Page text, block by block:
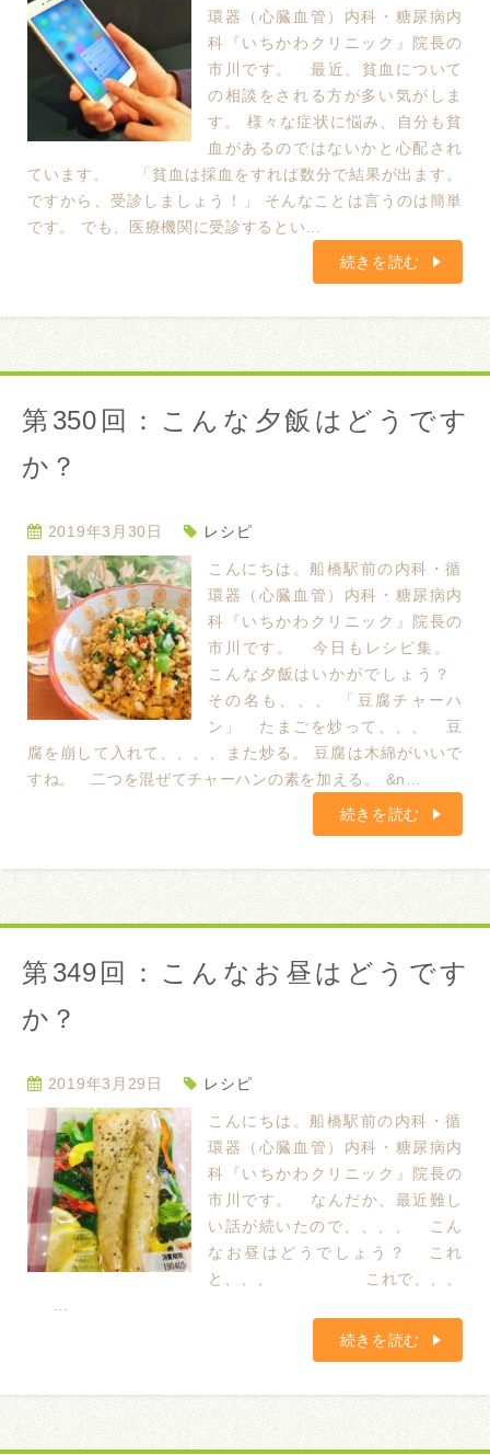
環器（心臓血管）内科・糖尿病内
科『いちかわクリニック』院長の
市川です。 最近、貧血について
の相談をされる方が多い気がしま
す。 様々な症状に悩み、自分も貧
血があるのではないかと心配され
ています。 「貧血は採血をすれば数分で結果が出ます。
ですから、受診しましょう！」 そんなことは言うのは簡単
です。 でも、医療機関に受診するとい...
続きを読む
第350回：こんな夕飯はどうです
か？
2019年3月30日 レシピ
こんにちは。船橋駅前の内科・循
環器（心臓血管）内科・糖尿病内
科『いちかわクリニック』院長の
市川です。 今日もレシピ集。
こんな夕飯はいかがでしょう？
その名も、、、 「豆腐チャーハ
ン」 たまごを炒って、、、 豆
腐を崩して入れて、、、、また炒る。 豆腐は木綿がいいで
すね。 二つを混ぜてチャーハンの素を加える。 &n...
続きを読む
第349回：こんなお昼はどうです
か？
2019年3月29日 レシピ
こんにちは。船橋駅前の内科・循
環器（心臓血管）内科・糖尿病内
科『いちかわクリニック』院長の
市川です。 なんだか、最近難し
い話が続いたので、、、、 こん
なお昼はどうでしょう？ これ
と、、、 これで、、、
続きを読む